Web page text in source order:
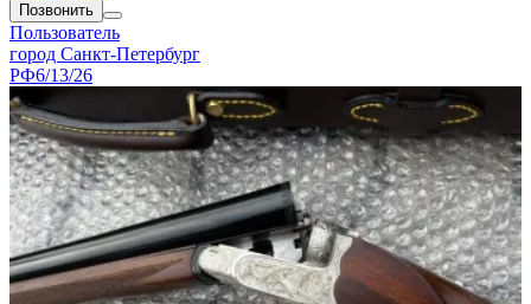
Позвонить
Пользователь
город Санкт-Петербург
РФ6/13/26